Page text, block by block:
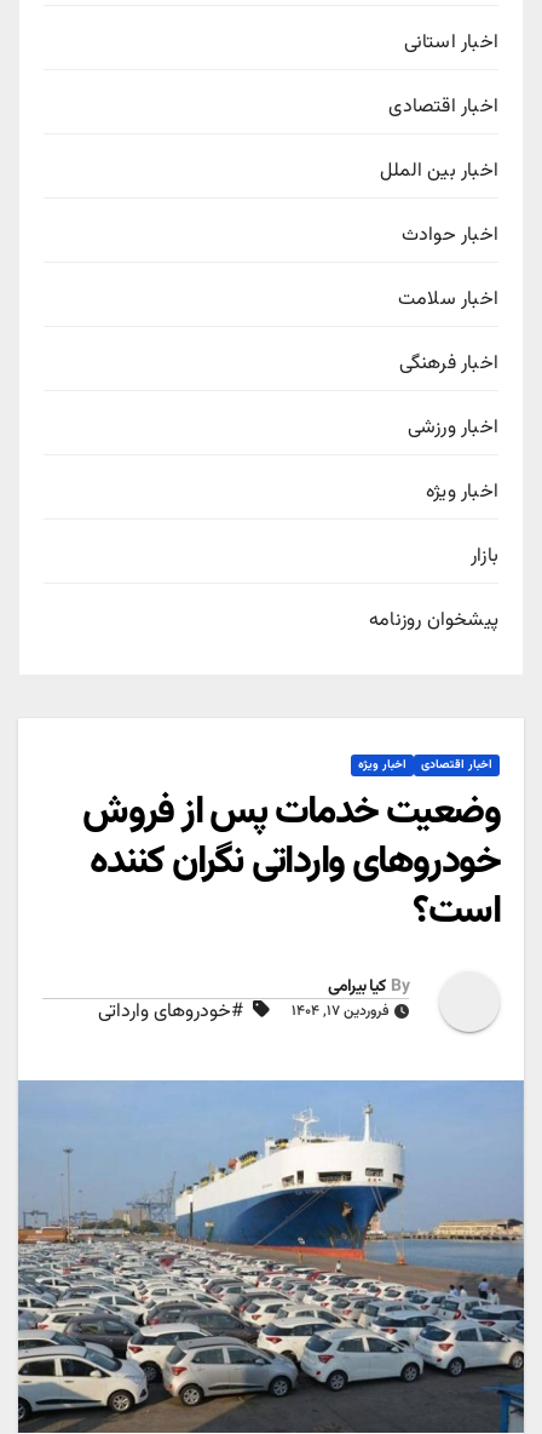
اخبار استانی
اخبار اقتصادی
اخبار بین الملل
اخبار حوادث
اخبار سلامت
اخبار فرهنگی
اخبار ورزشی
اخبار ویژه
بازار
پیشخوان روزنامه
اخبار اقتصادی اخبار ویژه
وضعیت خدمات پس از فروش
خودرو‌های وارداتی نگران کننده
است؟
By کیا بیرامی
فروردین ۱۷, ۱۴۰۴ #خودروهای وارداتی